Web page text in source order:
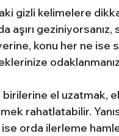
gizli kelimelere
aşırı
konu her ne ise
odaklanmanız
birilerine el uzatmak,
rahatlatabilir.
ise orda ilerleme